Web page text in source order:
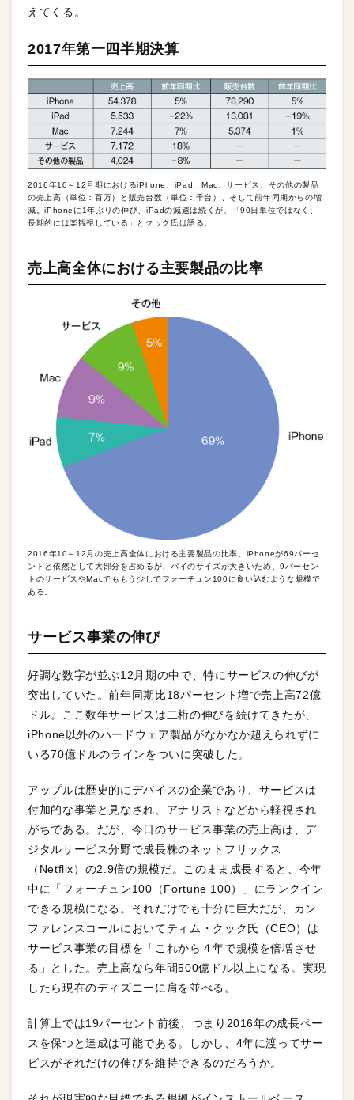
えてくる。
2017年第一四半期決算
2016年10～12月期におけるiPhone、iPad、Mac、サービス、その他の製品
の売上高（単位：百万）と販売台数（単位：千台）、そして前年同期からの増
減。iPhoneに1年ぶりの伸び、iPadの減速は続くが、「90日単位ではなく、
長期的には楽観視している」とクック氏は語る。
売上高全体における主要製品の比率
2016年10～12月の売上高全体における主要製品の比率。iPhoneが69パーセ
ントと依然として大部分を占めるが、パイのサイズが大きいため、9パーセン
トのサービスやMacでももう少しでフォーチュン100に食い込むような規模で
ある。
サービス事業の伸び
好調な数字が並ぶ12月期の中で、特にサービスの伸びが
突出していた。前年同期比18パーセント増で売上高72億
ドル。ここ数年サービスは二桁の伸びを続けてきたが、
iPhone以外のハードウェア製品がなかなか超えられずに
いる70億ドルのラインをついに突破した。
アップルは歴史的にデバイスの企業であり、サービスは
付加的な事業と見なされ、アナリストなどから軽視され
がちである。だが、今日のサービス事業の売上高は、デ
ジタルサービス分野で成長株のネットフリックス
（Netflix）の2.9倍の規模だ。このまま成長すると、今年
中に「フォーチュン100（Fortune 100）」にランクイン
できる規模になる。それだけでも十分に巨大だが、カン
ファレンスコールにおいてティム・クック氏（CEO）は
サービス事業の目標を「これから４年で規模を倍増させ
る」とした。売上高なら年間500億ドル以上になる。実現
したら現在のディズニーに肩を並べる。
計算上では19パーセント前後、つまり2016年の成長ペー
スを保つと達成は可能である。しかし、4年に渡ってサー
ビスがそれだけの伸びを維持できるのだろうか。